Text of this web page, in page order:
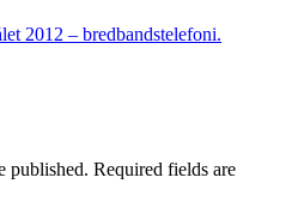
2012 – bredbandstelefoni.
published. Required fields are